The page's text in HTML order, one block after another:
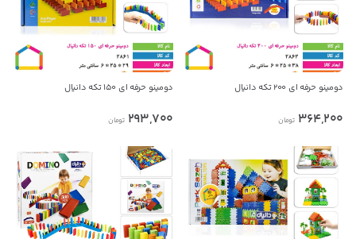
دومینو حرفه ای ۲۰۰ تکه دانیال
364,200 تومان
دومینو حرفه ای ۱۵۰ تکه دانیال
293,700 تومان